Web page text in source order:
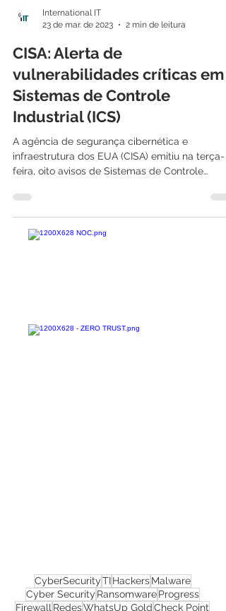
23 de mar. de 2023
CISA: Alerta de
vulnerabilidades críticas em
Sistemas de Controle
Industrial (ICS)
A agência de segurança cibernética e
feira, oito avisos de Sistemas de Controle